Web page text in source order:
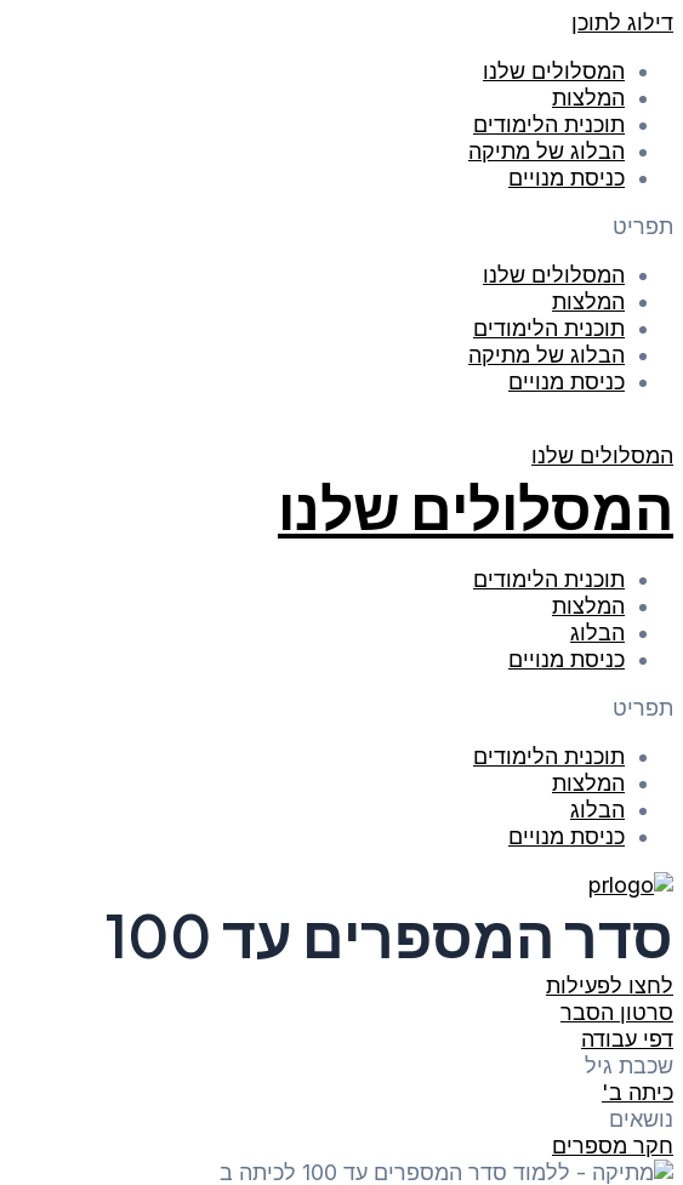
דילוג לתוכן
המסלולים שלנו
המלצות
תוכנית הלימודים
הבלוג של מתיקה
כניסת מנויים
תפריט
המסלולים שלנו
המלצות
תוכנית הלימודים
הבלוג של מתיקה
כניסת מנויים
המסלולים שלנו
המסלולים שלנו
תוכנית הלימודים
המלצות
הבלוג
כניסת מנויים
תפריט
תוכנית הלימודים
המלצות
הבלוג
כניסת מנויים
סדר המספרים עד 100
לחצו לפעילות
סרטון הסבר
דפי עבודה
שכבת גיל
כיתה ב'
נושאים
חקר מספרים